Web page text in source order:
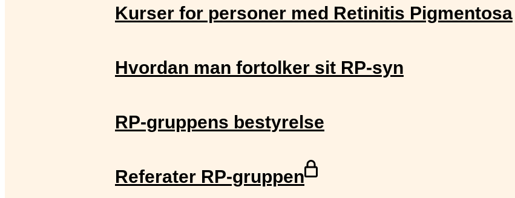
Kurser for personer med Retinitis Pigmentosa
Hvordan man fortolker sit RP-syn
RP-gruppens bestyrelse
Referater RP-gruppenDenne
side